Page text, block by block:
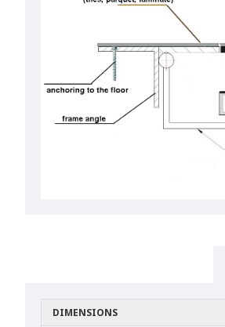
DIMENSIONS